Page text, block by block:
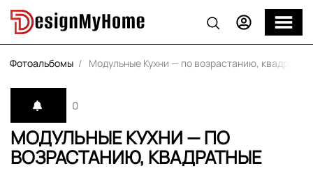
Фотоальбомы Модульные Кухни — по возрастанию,
МОДУЛЬНЫЕ КУХНИ — ПО
ВОЗРАСТАНИЮ, КВАДРАТНЫЕ
0